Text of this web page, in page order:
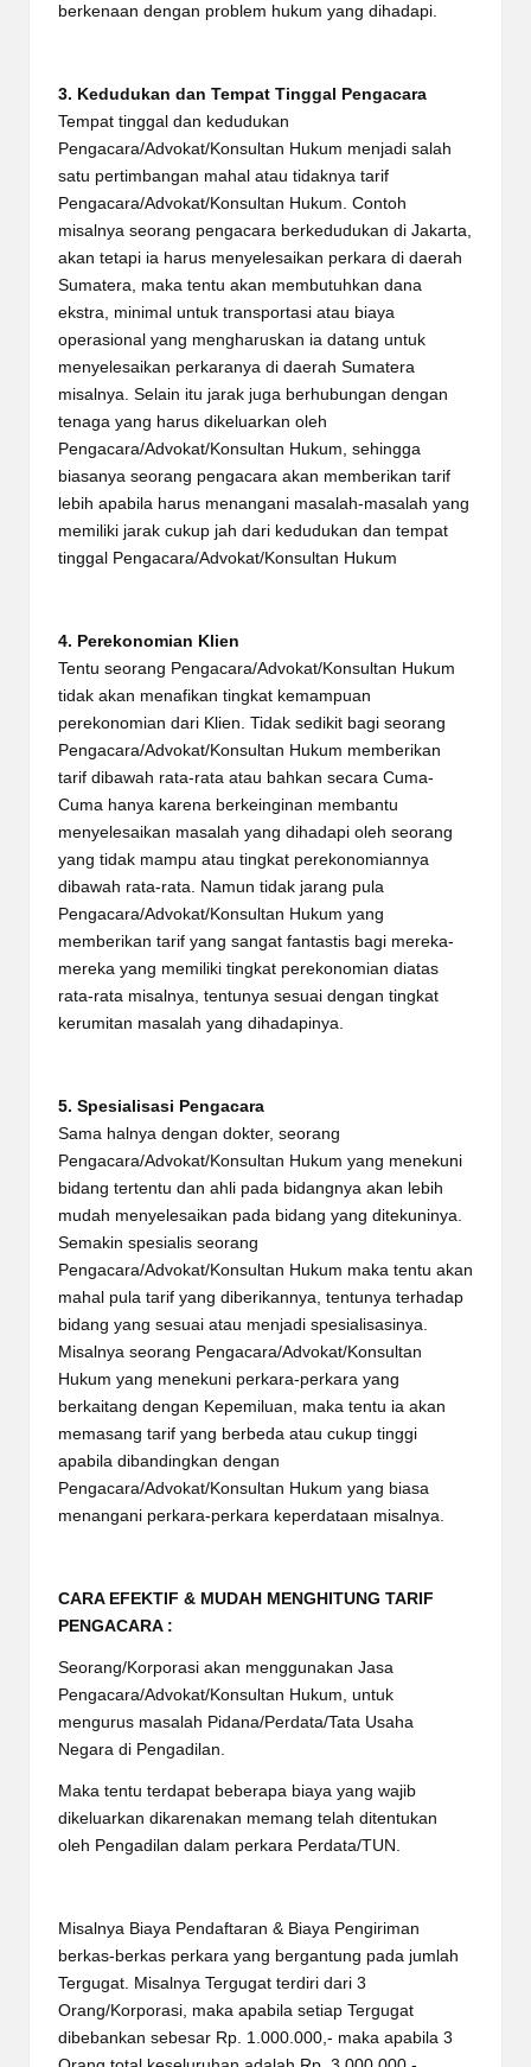
berkenaan dengan problem hukum yang dihadapi.
3. Kedudukan dan Tempat Tinggal Pengacara
Tempat tinggal dan kedudukan
Pengacara/Advokat/Konsultan Hukum menjadi salah
satu pertimbangan mahal atau tidaknya tarif
Pengacara/Advokat/Konsultan Hukum. Contoh
misalnya seorang pengacara berkedudukan di Jakarta,
akan tetapi ia harus menyelesaikan perkara di daerah
Sumatera, maka tentu akan membutuhkan dana
ekstra, minimal untuk transportasi atau biaya
operasional yang mengharuskan ia datang untuk
menyelesaikan perkaranya di daerah Sumatera
misalnya. Selain itu jarak juga berhubungan dengan
tenaga yang harus dikeluarkan oleh
Pengacara/Advokat/Konsultan Hukum, sehingga
biasanya seorang pengacara akan memberikan tarif
lebih apabila harus menangani masalah-masalah yang
memiliki jarak cukup jah dari kedudukan dan tempat
tinggal Pengacara/Advokat/Konsultan Hukum
4. Perekonomian Klien
Tentu seorang Pengacara/Advokat/Konsultan Hukum
tidak akan menafikan tingkat kemampuan
perekonomian dari Klien. Tidak sedikit bagi seorang
Pengacara/Advokat/Konsultan Hukum memberikan
tarif dibawah rata-rata atau bahkan secara Cuma-
Cuma hanya karena berkeinginan membantu
menyelesaikan masalah yang dihadapi oleh seorang
yang tidak mampu atau tingkat perekonomiannya
dibawah rata-rata. Namun tidak jarang pula
Pengacara/Advokat/Konsultan Hukum yang
memberikan tarif yang sangat fantastis bagi mereka-
mereka yang memiliki tingkat perekonomian diatas
rata-rata misalnya, tentunya sesuai dengan tingkat
kerumitan masalah yang dihadapinya.
5. Spesialisasi Pengacara
Sama halnya dengan dokter, seorang
Pengacara/Advokat/Konsultan Hukum yang menekuni
bidang tertentu dan ahli pada bidangnya akan lebih
mudah menyelesaikan pada bidang yang ditekuninya.
Semakin spesialis seorang
Pengacara/Advokat/Konsultan Hukum maka tentu akan
mahal pula tarif yang diberikannya, tentunya terhadap
bidang yang sesuai atau menjadi spesialisasinya.
Misalnya seorang Pengacara/Advokat/Konsultan
Hukum yang menekuni perkara-perkara yang
berkaitang dengan Kepemiluan, maka tentu ia akan
memasang tarif yang berbeda atau cukup tinggi
apabila dibandingkan dengan
Pengacara/Advokat/Konsultan Hukum yang biasa
menangani perkara-perkara keperdataan misalnya.
CARA EFEKTIF & MUDAH MENGHITUNG TARIF
PENGACARA :
Seorang/Korporasi akan menggunakan Jasa
Pengacara/Advokat/Konsultan Hukum, untuk
mengurus masalah Pidana/Perdata/Tata Usaha
Negara di Pengadilan.
Maka tentu terdapat beberapa biaya yang wajib
dikeluarkan dikarenakan memang telah ditentukan
oleh Pengadilan dalam perkara Perdata/TUN.
Misalnya Biaya Pendaftaran & Biaya Pengiriman
berkas-berkas perkara yang bergantung pada jumlah
Tergugat. Misalnya Tergugat terdiri dari 3
Orang/Korporasi, maka apabila setiap Tergugat
dibebankan sebesar Rp. 1.000.000,- maka apabila 3